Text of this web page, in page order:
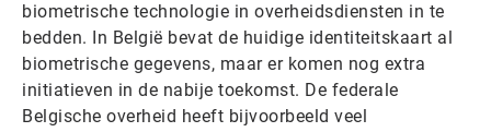
biometrische technologie in overheidsdiensten in te
bedden. In België bevat de huidige identiteitskaart al
biometrische gegevens, maar er komen nog extra
initiatieven in de nabije toekomst. De federale
Belgische overheid heeft bijvoorbeeld veel